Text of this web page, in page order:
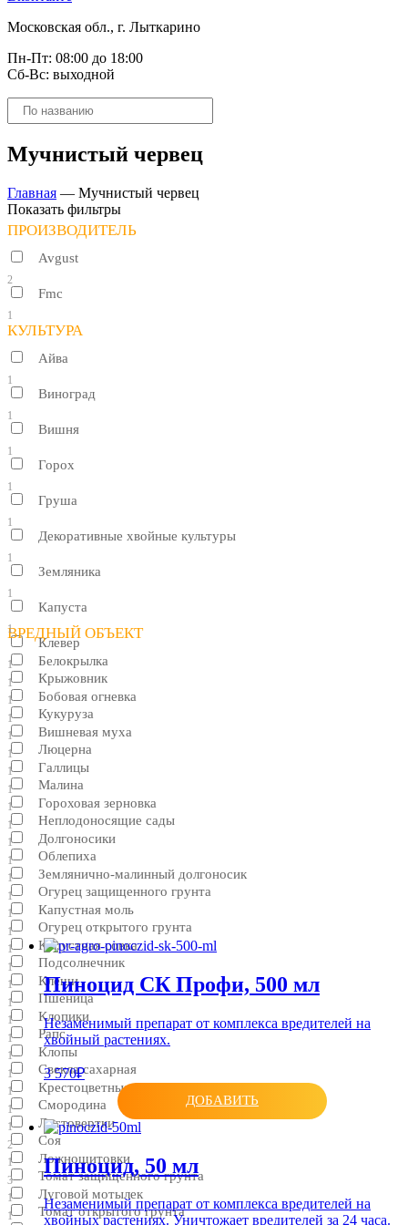
Московская обл., г. Лыткарино
Пн-Пт: 08:00 до 18:00
Сб-Вс: выходной
Поиск
товаров
Мучнистый червец
Главная — Мучнистый червец
Показать фильтры
ПРОИЗВОДИТЕЛЬ
Avgust
2
Fmc
1
КУЛЬТУРА
Айва
1
Виноград
1
Вишня
1
Горох
1
Груша
1
Декоративные хвойные культуры
1
Земляника
1
Капуста
1
Клевер
1
Крыжовник
1
Кукуруза
1
Люцерна
1
Малина
1
Неплодоносящие сады
1
Облепиха
1
Огурец защищенного грунта
1
Огурец открытого грунта
1
Подсолнечник
1
Пшеница
1
Рапс
1
Свекла сахарная
1
Смородина
1
Соя
1
Томат защищенного грунта
1
Томат открытого грунта
ВРЕДНЫЙ ОБЪЕКТ
Белокрылка
1
Бобовая огневка
1
Вишневая муха
1
Галлицы
1
Гороховая зерновка
1
Долгоносики
1
Землянично-малинный долгоносик
1
Капустная моль
1
Капустная совка
1
Клещи
1
Клопики
1
Клопы
1
Крестоцветные блошки
1
Листовертки
2
Ложнощитовки
3
Луговой мотылек
1
Пиноцид СК Профи, 500 мл
Незаменимый препарат от комплекса вредителей на
хвойный растениях.
3 570₽
ДОБАВИТЬ
Пиноцид, 50 мл
Незаменимый препарат от комплекса вредителей на
хвойных растениях. Уничтожает вредителей за 24 часа.